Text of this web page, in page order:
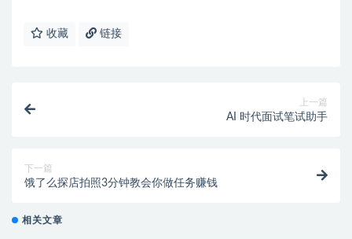
收藏 链接
上一篇
AI 时代面试笔试助手
下一篇
饿了么探店拍照3分钟教会你做任务赚钱
相关文章